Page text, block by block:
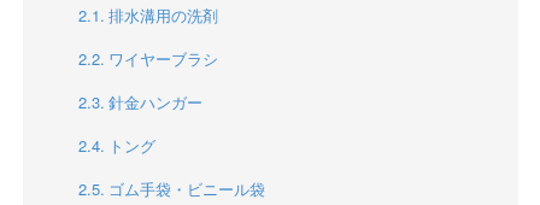
排水溝用の洗剤
ワイヤーブラシ
針金ハンガー
トング
ゴム手袋・ビニール袋